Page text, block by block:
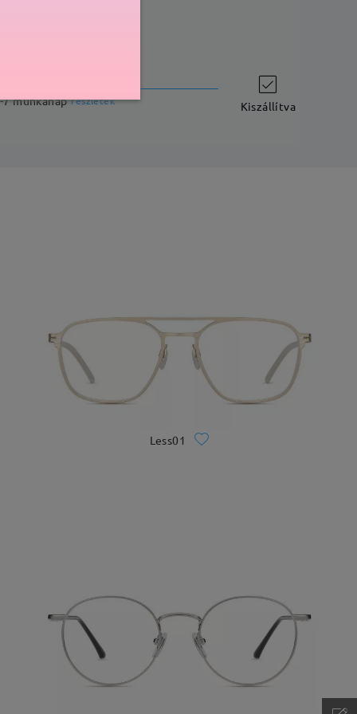
7 munkanap részletek Kiszállítva
Less01